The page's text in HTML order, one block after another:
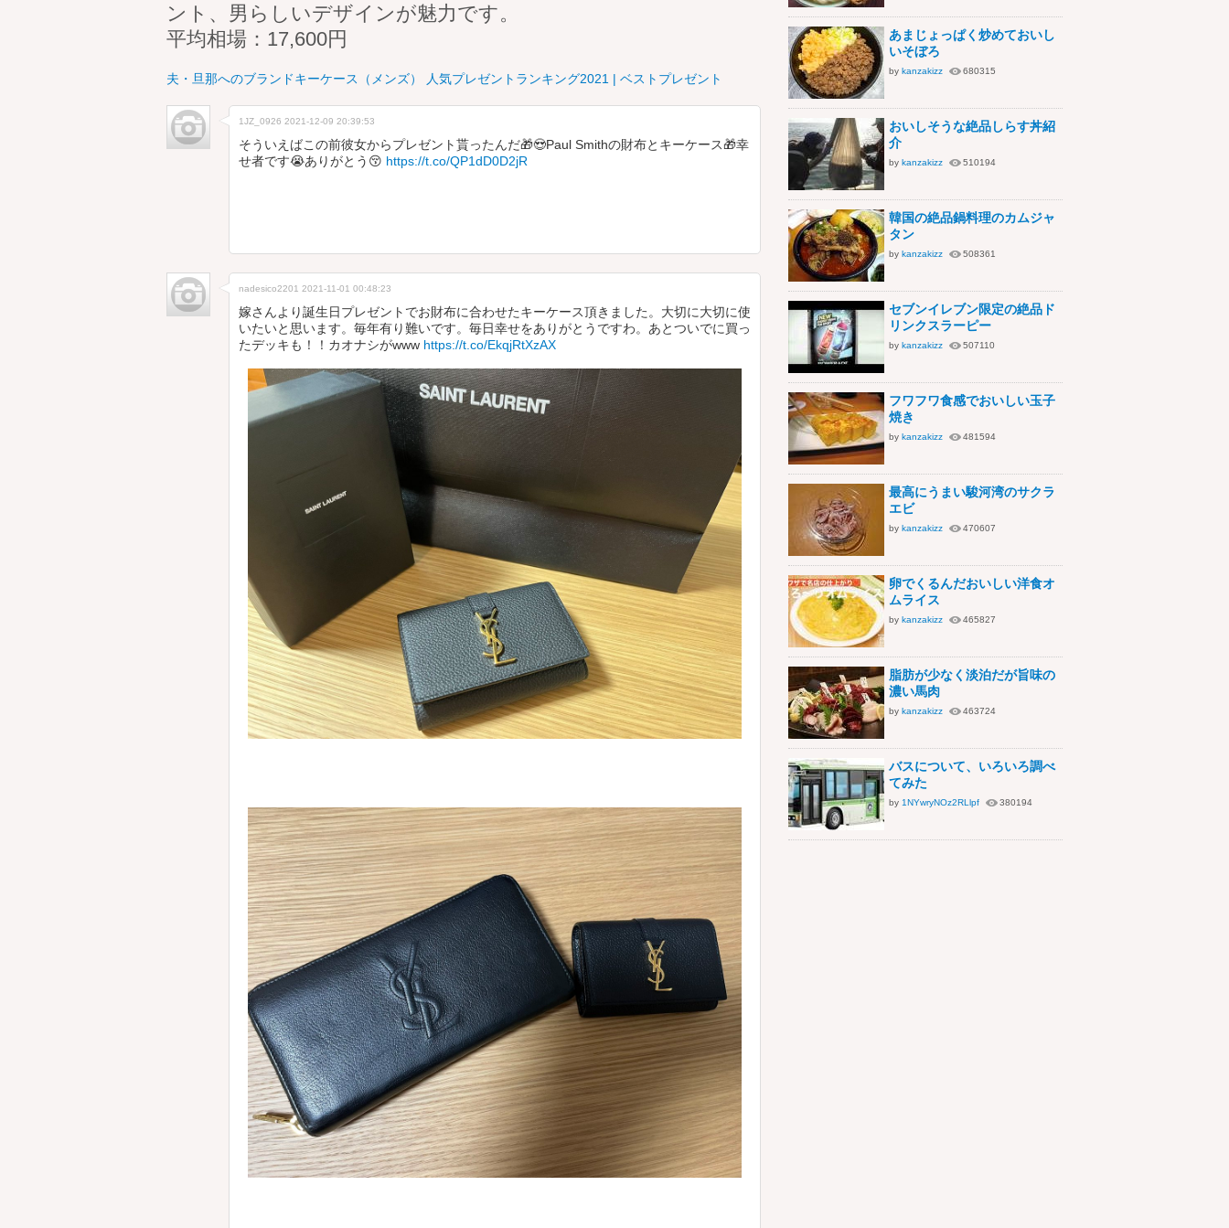
ント、男らしいデザインが魅力です。
平均相場：17,600円
夫・旦那へのブランドキーケース（メンズ） 人気プレゼントランキング2021 | ベストプレゼント
1JZ_0926 2021-12-09 20:39:53
そういえばこの前彼女からプレゼント貰ったんだ🎁😍Paul Smithの財布とキーケース🎁幸
せ者です😭ありがとう😚 https://t.co/QP1dD0D2jR
nadesico2201 2021-11-01 00:48:23
嫁さんより誕生日プレゼントでお財布に合わせたキーケース頂きました。大切に大切に使
いたいと思います。毎年有り難いです。毎日幸せをありがとうですわ。あとついでに買っ
たデッキも！！カオナシがwww https://t.co/EkqjRtXzAX
あまじょっぱく炒めておいし
いそぼろ
by kanzakizz 680315
おいしそうな絶品しらす丼紹
介
by kanzakizz 510194
韓国の絶品鍋料理のカムジャ
タン
by kanzakizz 508361
セブンイレブン限定の絶品ド
リンクスラーピー
by kanzakizz 507110
フワフワ食感でおいしい玉子
焼き
by kanzakizz 481594
最高にうまい駿河湾のサクラ
エビ
by kanzakizz 470607
卵でくるんだおいしい洋食オ
ムライス
by kanzakizz 465827
脂肪が少なく淡泊だが旨味の
濃い馬肉
by kanzakizz 463724
バスについて、いろいろ調べ
てみた
by 1NYwryNOz2RLlpf 380194